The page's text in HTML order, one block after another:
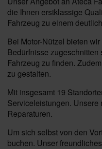
die Ihnen erstklassige
Fahrzeug zu einem
Bei Motor-Nützel bieten
Bedürfnisse
Fahrzeug zu finden.
zu gestalten.
Mit insgesamt 19
Serviceleistungen. Unsere
Reparaturen.
Um sich selbst von den
buchen. Unser